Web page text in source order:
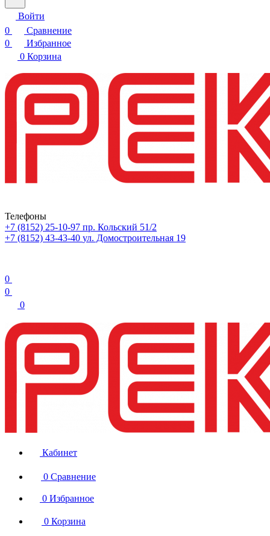
Войти
0
Сравнение
0
Избранное
0 Корзина
Телефоны
+7 (8152) 25-10-97 пр. Кольский 51/2
+7 (8152) 43-43-40 ул. Домостроительная 19
0
0
0
Кабинет
0 Сравнение
0 Избранное
0 Корзина